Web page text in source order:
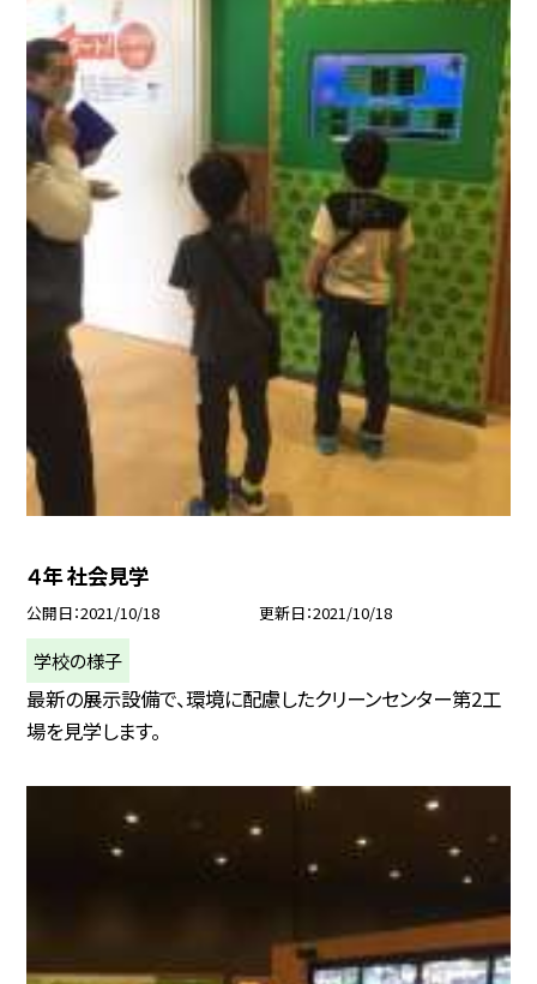
４年 社会見学
公開日 2021/10/18 更新日 2021/10/18
学校の様子
最新の展示設備で、環境に配慮したクリーンセンター第2工
場を見学します。